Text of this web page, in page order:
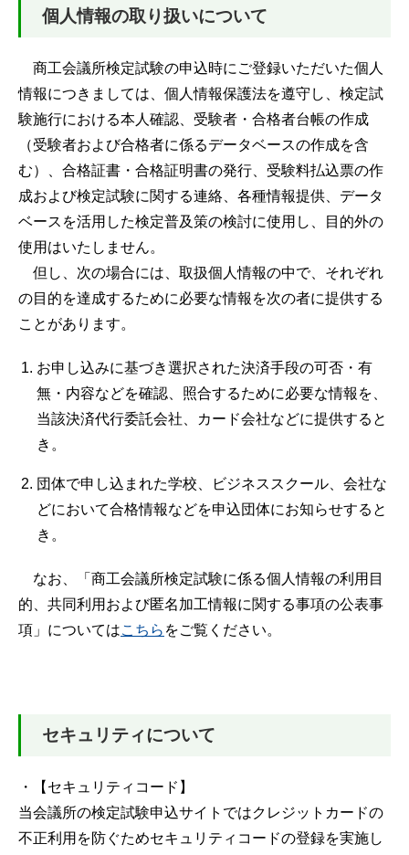
個人情報の取り扱いについて
商工会議所検定試験の申込時にご登録いただいた個人
情報につきましては、個人情報保護法を遵守し、検定試
験施行における本人確認、受験者・合格者台帳の作成
（受験者および合格者に係るデータベースの作成を含
む）、合格証書・合格証明書の発行、受験料払込票の作
成および検定試験に関する連絡、各種情報提供、データ
ベースを活用した検定普及策の検討に使用し、目的外の
使用はいたしません。
但し、次の場合には、取扱個人情報の中で、それぞれ
の目的を達成するために必要な情報を次の者に提供する
ことがあります。
お申し込みに基づき選択された決済手段の可否・有
無・内容などを確認、照合するために必要な情報を、
当該決済代行委託会社、カード会社などに提供すると
き。
団体で申し込まれた学校、ビジネススクール、会社な
どにおいて合格情報などを申込団体にお知らせすると
き。
なお、「商工会議所検定試験に係る個人情報の利用目
的、共同利用および匿名加工情報に関する事項の公表事
項」についてはこちら をご覧ください。
セキュリティについて
・【セキュリティコード】
当会議所の検定試験申込サイトではクレジットカードの
不正利用を防ぐためセキュリティコードの登録を実施し